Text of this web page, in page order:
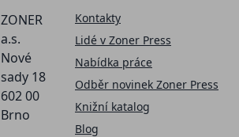
ZONER
a.s.
Nové
sady 18
602 00
Brno
Kontakty
Lidé v Zoner Press
Nabídka práce
Odběr novinek Zoner Press
Knižní katalog
Blog